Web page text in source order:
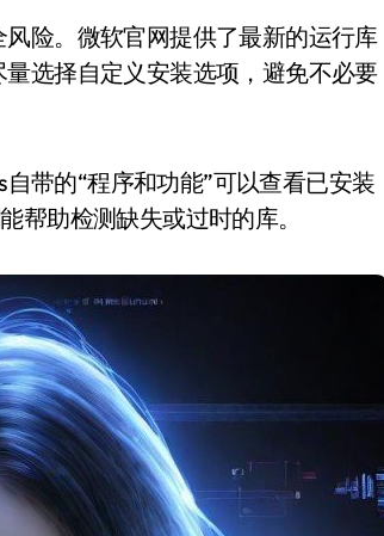
险。微软官网提供了最新的运行库
选择自定义安装选项，避免不必要
带的“程序和功能”可以查看已安装
帮助检测缺失或过时的库。